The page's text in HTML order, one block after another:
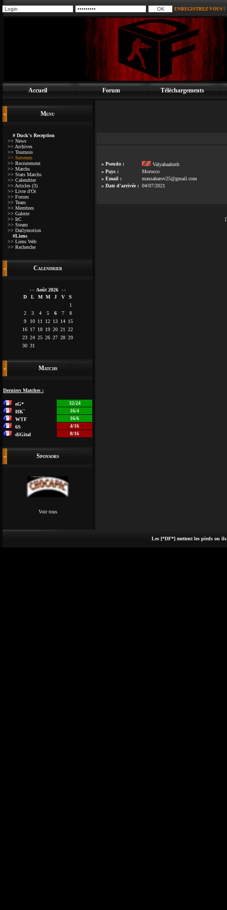
ENREGISTREZ VOUS !
Accueil Forum Téléchargements
Menu
# Duck's Reception
>> News
>> Archives
>> Tournois
>> Serveurs
>> Recrutement
>> Matchs
>> Stats Matchs
>> Calendrier
>> Articles (3)
>> Livre d'Or
>> Forum
>> Team
>> Membres
>> Galerie
>> IrC
>> Steam
>> Dailymotion
#Liens
>> Liens Web
>> Recherche
Calendrier
<< Août 2026 >>
D L M M J V
S
1
2
3 4 5 6 7
8
9
10 11 12 13 14 15
16 17 18 19 20 21
22
23 24 25 26 27 28 29
30 31
Matchs
Derniers Matches :
eG*
32/24
HK`
16/4
WTF
16/6
6S
4/16
diGital
8/16
Sponsors
Voir tous
» Pseudo :
Valyahaabuth
» Pays :
Morocco
» Email :
maxsaharov25@gmail.com
» Date d'arrivée : 04/07/2021
Les [*DF*] mettent les pieds ou